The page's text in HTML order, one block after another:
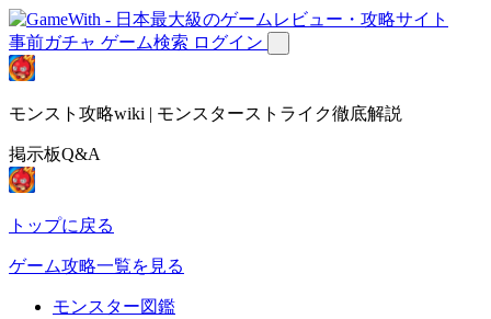
事前ガチャ ゲーム検索 ログイン
モンスト攻略wiki | モンスターストライク徹底解説
掲示板Q&A
トップに戻る
ゲーム攻略一覧を見る
モンスター図鑑